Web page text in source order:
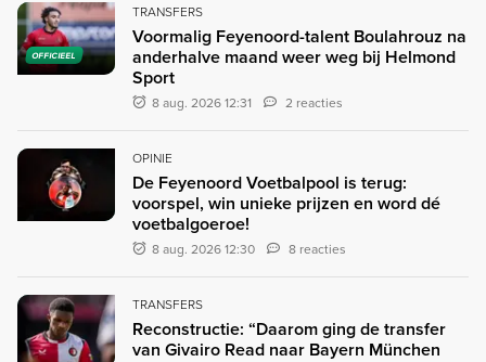
OFFICIEEL
TRANSFERS
Voormalig Feyenoord-talent Boulahrouz na
anderhalve maand weer weg bij Helmond
Sport
8 aug. 2026 12:31 2 reacties
OPINIE
De Feyenoord Voetbalpool is terug:
voorspel, win unieke prijzen en word dé
voetbalgoeroe!
8 aug. 2026 12:30 8 reacties
TRANSFERS
Reconstructie: “Daarom ging de transfer
van Givairo Read naar Bayern München